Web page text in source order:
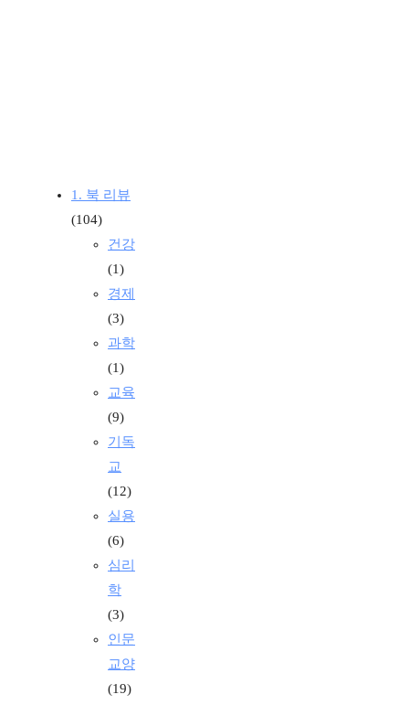
1. 북 리뷰
(104)
건강
(1)
경제
(3)
과학
(1)
교육
(9)
기독
교
(12)
실용
(6)
심리
학
(3)
인문
교양
(19)